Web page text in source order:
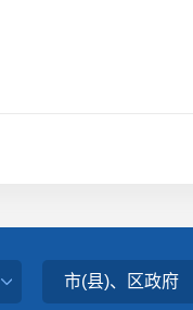
市(县)、区政府